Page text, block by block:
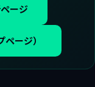
ージ
ージ）